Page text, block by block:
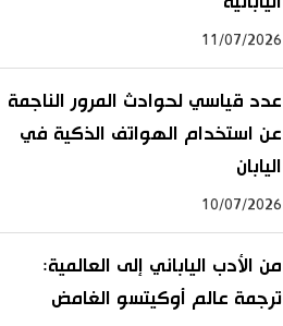
11/07/2026
عدد قياسي لحوادث المرور الناجمة
عن استخدام الهواتف الذكية في
اليابان
10/07/2026
من الأدب الياباني إلى العالمية:
ترجمة عالم أوكيتسو الغامض